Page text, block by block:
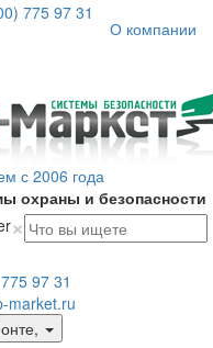
775 97 31
О компании
с 2006 года
охраны и безопасности
×
97 31
market.ru
,